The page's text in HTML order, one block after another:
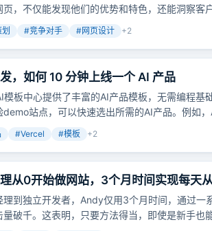
页，不仅能发现他们的优势和特色，还能洞察客
#竞争对手 #网页设计 +2
，如何 10 分钟上线一个 AI 产品
模板中心提供了丰富的AI产品模板，无需编程基
demo站点，可以快速选出所需的AI产品。例如
#Vercel #模板 +2
从0开始做网站，3个月时间实现每天
理到独立开发者，Andy仅用3个月时间，通过一
量破千。这表明，只要方法得当，即使是新手也